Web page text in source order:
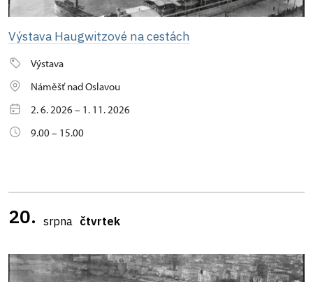
Výstava Haugwitzové na cestách
Výstava
Náměšť nad Oslavou
2. 6. 2026 – 1. 11. 2026
9.00 – 15.00
20. srpna čtvrtek